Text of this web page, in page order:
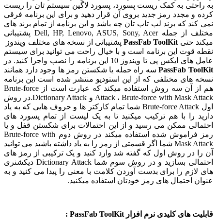
به راحتی به کمک ریست پسورد، پسورد لاگین سیستم تان را ریست
کرده و مجدد رمز جدید بروی آن قرار دهید و برای این برنامه فرقی
نمی کند که برند لپ تاپ تان چه باشد و این برنامه از تمام برند های
مختلف از جمله Dell, HP, Lenovo, ASUS, Sony, Acer پشتیبانی
میکند حتی PassFab ToolKitپشتیبانی از نسخه های مختلف ویندوز
نقطه قوت این برنامه است و با خیال راحت می توانید برای سیستم
عامل های ایکس پی تا ویندوز 10 این برنامه را نصب واجرا کنید. در
PassFab ToolKitسه راه حمله یا شکستن رمز ها وجود دارد همانند
نسخه های مختلفی که از این استودیو منتشر شده است این برنامه
هم از آن سه روش استفاده میکند که عبارت است از Brute-force
Attack ، Brute-force with Mask Attack و Dictionary Attack.در روش
اول Brute-force Attack شما تمام کارکتر ها و حروف هایی که به یاد
دارید را با هم ترکیب میکنید تا به یک لیست از تمام پسورد های
احتمالی ممکن می رسید و از این احتمالات برای شکستن قفل و یا
رمز فراموش شده استفاده میکند در روش دوم Brute-force with
Mask Attack شما اگر قسمتی از رمز را به یاد داشته باشید می توانید
آن را در روش اول که گفته شد وارد کنید و یک ترکیبی از رمز های
احتمالی بسازید و در روش سوم شما Dictionary Attack دیکشنری
های لازم را برای بدست آوردن کلامت با معنی را پیدا می کنید و به
عنوان احتمال های رمز خودتان استفاده میکنید.
قابلیت های کلیدی نرم افزار PassFab ToolKit :